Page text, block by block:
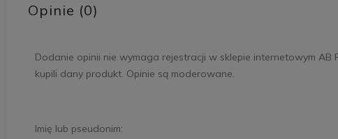
Opinie (0)
Dodanie opinii nie wymaga rejestracji w sklepie internetowym
kupili dany produkt. Opinie są moderowane.
Imię lub pseudonim: